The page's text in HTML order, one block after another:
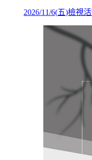
2026/11/6(五)檢視